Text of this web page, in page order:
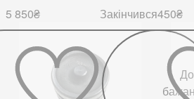
5 850₴ Закінчився450₴
До